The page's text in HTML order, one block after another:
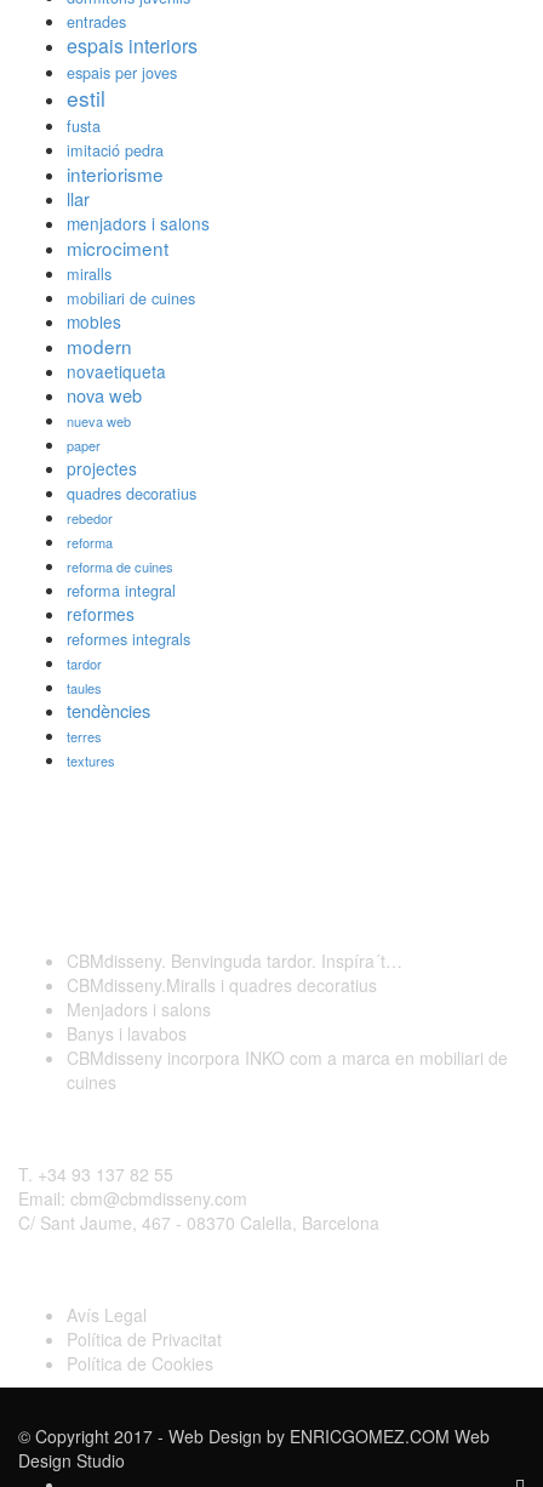
entrades
espais interiors
espais per joves
estil
fusta
imitació pedra
interiorisme
llar
menjadors i salons
microciment
miralls
mobiliari de cuines
mobles
modern
novaetiqueta
nova web
nueva web
paper
projectes
quadres decoratius
rebedor
reforma
reforma de cuines
reforma integral
reformes
reformes integrals
tardor
taules
tendències
terres
textures
CBMdisseny. Benvinguda tardor. Inspíra´t…
CBMdisseny.Miralls i quadres decoratius
Menjadors i salons
Banys i lavabos
CBMdisseny incorpora INKO com a marca en mobiliari de
cuines
T. +34 93 137 82 55
Email: cbm@cbmdisseny.com
C/ Sant Jaume, 467 - 08370 Calella, Barcelona
Avís Legal
Política de Privacitat
Política de Cookies
© Copyright 2017 - Web Design by ENRICGOMEZ.COM Web
Design Studio